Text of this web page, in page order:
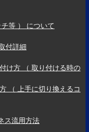
等 ） について
付詳細
け方 （ 取り付ける時の
（ 上手に切り換えるコ
ス流用方法